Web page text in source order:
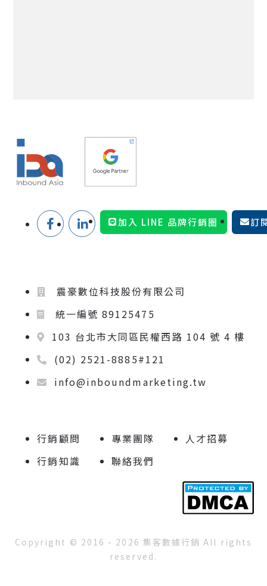
加入 LINE 品牌行銷圈 訂
震豪數位科技股份有限公司
統一編號 89125475
103 台北市大同區民權西路 104 號 4 樓
(02) 2521-8885#121
info@inboundmarketing.tw
行銷顧問 專業團隊
人才招募
行銷知識
聯絡我們
Copyright © 2016 - 2026 集客數據行銷 All rights
reserved.